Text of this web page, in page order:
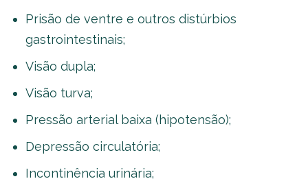
Prisão de ventre e outros distúrbios
gastrointestinais;
Visão dupla;
Visão turva;
Pressão arterial baixa (hipotensão);
Depressão circulatória;
Incontinência urinária;